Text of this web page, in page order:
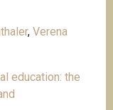
,Verena
education: the